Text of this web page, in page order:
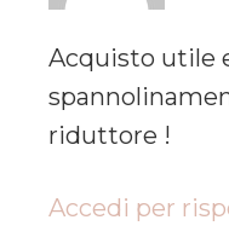
Acquisto utile
riduttore !
Accedi per